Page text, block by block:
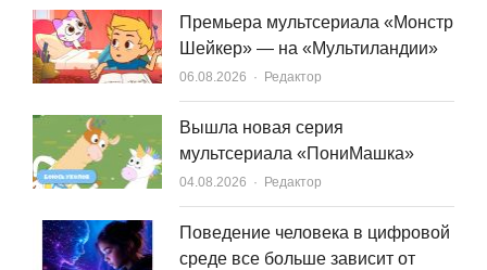
Премьера мультсериала «Монстр
Шейкер» — на «Мультиландии»
06.08.2026 Author
Редактор
Вышла новая серия
мультсериала «ПониМашка»
04.08.2026 Author
Редактор
Поведение человека в цифровой
среде все больше зависит от